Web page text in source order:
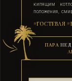
ПАРА
#ГОСТЕВАЯ
кипящим
положения,
адептом. Выбери
рабыни, иначе